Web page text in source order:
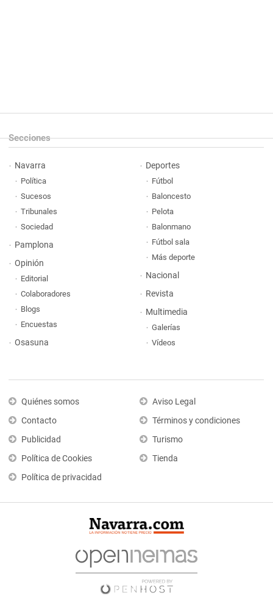
Secciones
Navarra
Política
Sucesos
Tribunales
Sociedad
Pamplona
Opinión
Editorial
Colaboradores
Blogs
Encuestas
Osasuna
Deportes
Fútbol
Baloncesto
Pelota
Balonmano
Fútbol sala
Más deporte
Nacional
Revista
Multimedia
Galerías
Vídeos
Quiénes somos
Contacto
Publicidad
Política de Cookies
Política de privacidad
Aviso Legal
Términos y condiciones
Turismo
Tienda